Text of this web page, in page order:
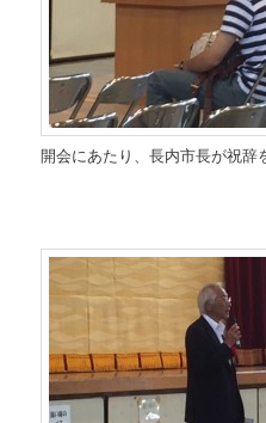
開会にあたり、長内市長が祝辞